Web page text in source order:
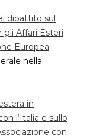
dibattito sul
Affari Esteri
Europea,
nella
in
l’Italia e sullo
con